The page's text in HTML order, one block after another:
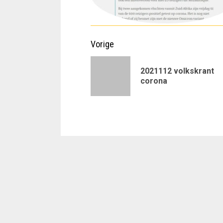
Doorgaan
Vorige
2021112 volkskrant
corona